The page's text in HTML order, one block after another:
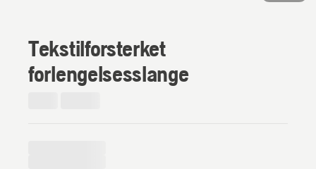
Tekstilforsterket
forlengelsesslange